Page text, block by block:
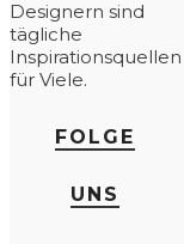
Designern sind
tägliche
Inspirationsquellen
für Viele.
FOLGE
UNS